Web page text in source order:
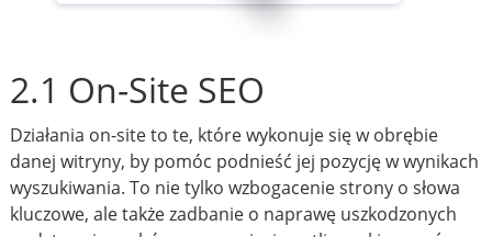
2.1 On-Site SEO
Działania on-site to te, które wykonuje się w obrębie
danej witryny, by pomóc podnieść jej pozycję w wynikach
wyszukiwania. To nie tylko wzbogacenie strony o słowa
kluczowe, ale także zadbanie o naprawę uszkodzonych